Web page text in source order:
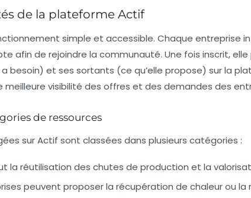
de la plateforme Actif
simple et accessible. Chaque entreprise
afin de rejoindre la communauté. Une fois inscrit,
besoin) et ses sortants (ce qu’elle propose) sur la
visibilité des offres et des demandes des
de ressources
sur Actif sont classées dans plusieurs catégories :
la réutilisation des chutes de production et la
peuvent proposer la récupération de chaleur ou la